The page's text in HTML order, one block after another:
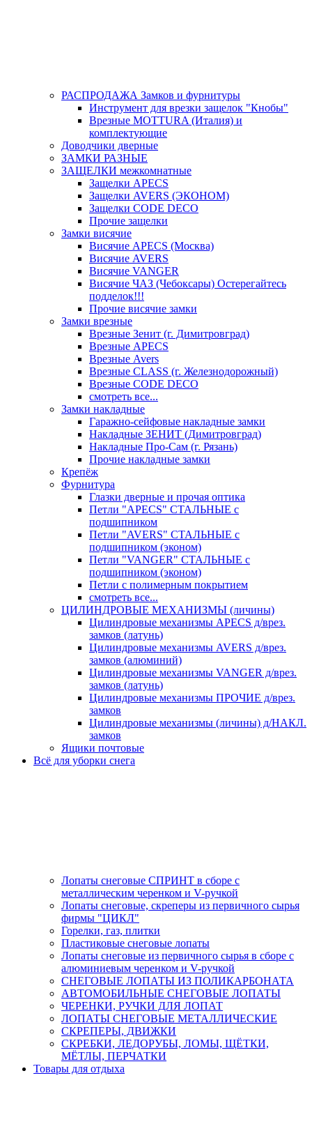
РАСПРОДАЖА Замков и фурнитуры
Инструмент для врезки защелок "Кнобы"
Врезные MOTTURA (Италия) и
комплектующие
Доводчики дверные
ЗАМКИ РАЗНЫЕ
ЗАЩЕЛКИ межкомнатные
Защелки APECS
Защелки AVERS (ЭКОНОМ)
Защелки CODE DECO
Прочие защелки
Замки висячие
Висячие APECS (Москва)
Висячие AVERS
Висячие VANGER
Висячие ЧАЗ (Чебоксары) Остерегайтесь
подделок!!!
Прочие висячие замки
Замки врезные
Врезные Зенит (г. Димитровград)
Врезные APECS
Врезные Avers
Врезные CLASS (г. Железнодорожный)
Врезные CODE DECO
смотреть все...
Замки накладные
Гаражно-сейфовые накладные замки
Накладные ЗЕНИТ (Димитровград)
Накладные Про-Сам (г. Рязань)
Прочие накладные замки
Крепёж
Фурнитура
Глазки дверные и прочая оптика
Петли "APECS" СТАЛЬНЫЕ с
подшипником
Петли "AVERS" СТАЛЬНЫЕ с
подшипником (эконом)
Петли "VANGER" СТАЛЬНЫЕ с
подшипником (эконом)
Петли с полимерным покрытием
смотреть все...
ЦИЛИНДРОВЫЕ МЕХАНИЗМЫ (личины)
Цилиндровые механизмы APECS д/врез.
замков (латунь)
Цилиндровые механизмы AVERS д/врез.
замков (алюминий)
Цилиндровые механизмы VANGER д/врез.
замков (латунь)
Цилиндровые механизмы ПРОЧИЕ д/врез.
замков
Цилиндровые механизмы (личины) д/НАКЛ.
замков
Ящики почтовые
Всё для уборки снега
Лопаты снеговые СПРИНТ в сборе с
металлическим черенком и V-ручкой
Лопаты снеговые, скреперы из первичного сырья
фирмы "ЦИКЛ"
Горелки, газ, плитки
Пластиковые снеговые лопаты
Лопаты снеговые из первичного сырья в сборе с
алюминиевым черенком и V-ручкой
СНЕГОВЫЕ ЛОПАТЫ ИЗ ПОЛИКАРБОНАТА
АВТОМОБИЛЬНЫЕ СНЕГОВЫЕ ЛОПАТЫ
ЧЕРЕНКИ, РУЧКИ ДЛЯ ЛОПАТ
ЛОПАТЫ СНЕГОВЫЕ МЕТАЛЛИЧЕСКИЕ
СКРЕПЕРЫ, ДВИЖКИ
СКРЕБКИ, ЛЕДОРУБЫ, ЛОМЫ, ЩЁТКИ,
МЁТЛЫ, ПЕРЧАТКИ
Товары для отдыха